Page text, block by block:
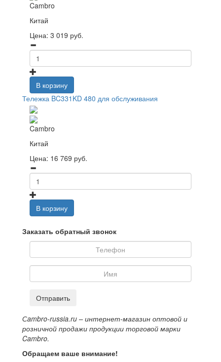
Cambro
Китай
Цена: 3 019 руб.
В корзину
Тележка BC331KD 480 для обслуживания
Cambro
Китай
Цена: 16 769 руб.
В корзину
Заказать обратный звонок
Отправить
Сambro-russia.ru – интернет-магазин оптовой и
розничной продажи продукции торговой марки
Cambro.
Обращаем ваше внимание!